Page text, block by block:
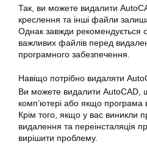
Так, ви можете видалити
креслення та інші файли
Однак завжди рекомендується
важливих файлів перед
програмного забезпечення.
Навіщо потрібно видаляти
Ви можете видалити AutoCAD,
комп’ютері або якщо програма
Крім того, якщо у вас виникли
видалення та переінсталяція
вирішити проблему.